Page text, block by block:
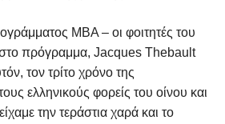
ΜΒΑ – οι φοιτητές του
στο πρόγραμμα, Jacques Thebault
τον τρίτο χρόνο της
ελληνικούς φορείς του οίνου και
την τεράστια χαρά και το